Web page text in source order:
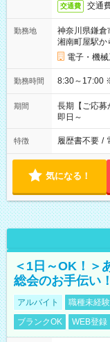
交通費 交通
勤務地
神奈川県鎌倉
湘南町屋駅か
電子・機
勤務時間
期間
長期【ご応募
即日～
特徴 履歴書不要 /
気になる！
＜1日～OK！＞
総会のお手伝い！
アルバイト 職種未経
ブランクOK
WEB登録